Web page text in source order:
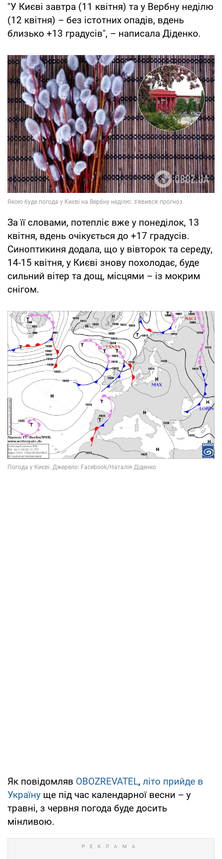
"У Києві завтра (11 квітня) та у Вербну неділю
(12 квітня) – без істотних опадів, вдень
близько +13 градусів", – написала Діденко.
За її словами, потепліє вже у понеділок, 13
квітня, вдень очікується до +17 градусів.
Синоптикиня додала, що у вівторок та середу,
14-15 квітня, у Києві знову похолодає, буде
сильний вітер та дощ, місцями – із мокрим
снігом.
Як повідомляв OBOZREVATEL, літо прийде в
Україну ще під час календарної весни – у
травні, з червня погода буде досить
мінливою.